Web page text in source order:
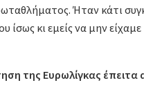
Ήταν κάτι
ίσως κι εμείς να μην
της Ευρωλίγκας έπειτα